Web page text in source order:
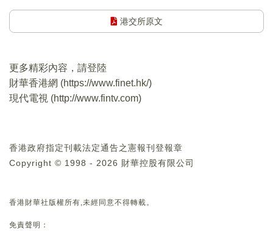
港交所原文
更多精彩內容，請登陸
財華香港網 (https://www.finet.hk/)
現代電視 (http://www.fintv.com)
香港政府指定刊載法定通告之憲報刊登報章
Copyright © 1998 - 2026 財華控股有限公司
香港財華社版權所有,未經同意不得轉載。
免責聲明：